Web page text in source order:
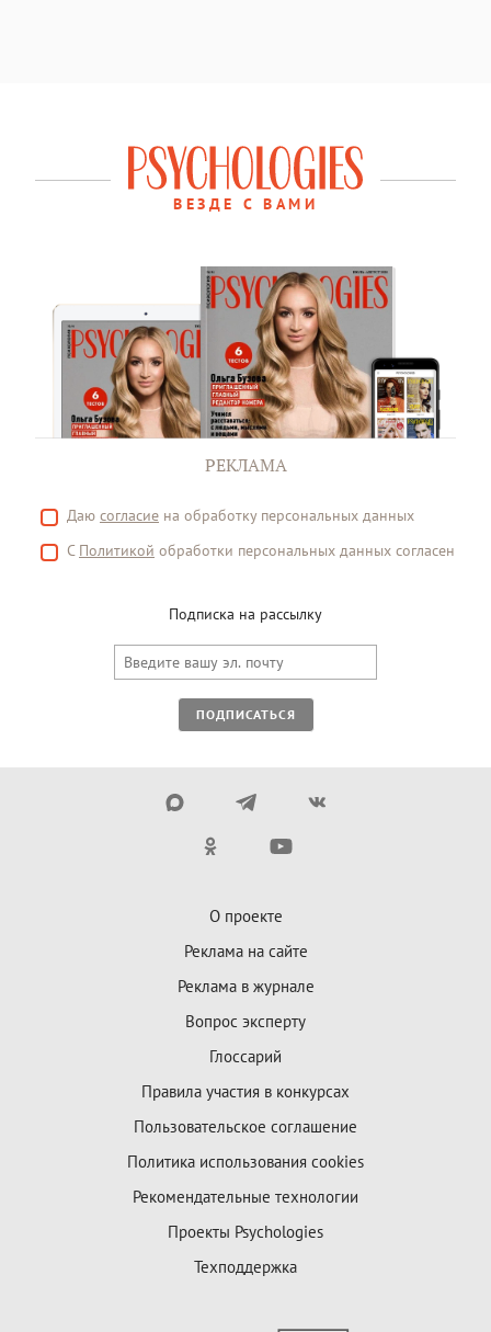
ВЕЗДЕ С ВАМИ
РЕКЛАМА
Даю согласие на обработку персональных данных
С Политикой обработки персональных данных согласен
Подписка на рассылку
ПОДПИСАТЬСЯ
О проекте
Реклама на сайте
Реклама в журнале
Вопрос эксперту
Глоссарий
Правила участия в конкурсах
Пользовательское соглашение
Политика использования cookies
Рекомендательные технологии
Проекты Psychologies
Техподдержка